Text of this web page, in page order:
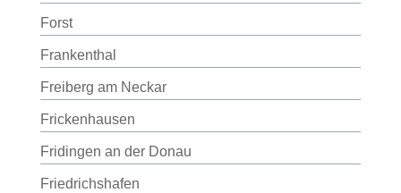
Forst
Frankenthal
Freiberg am Neckar
Frickenhausen
Fridingen an der Donau
Friedrichshafen